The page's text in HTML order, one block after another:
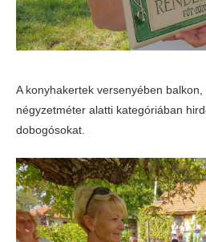
A konyhakertek versenyében
négyzetméter alatti kategóriában
dobogósokat.